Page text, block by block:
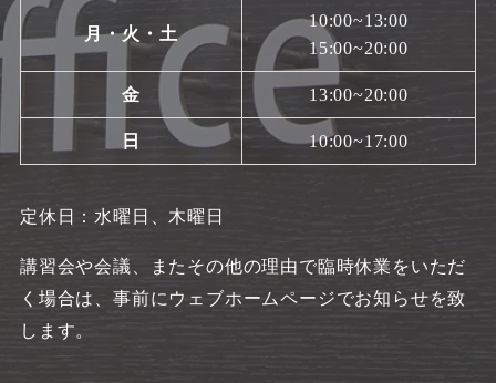
月・火・土
10:00~13:00
15:00~20:00
金 13:00~20:00
日 10:00~17:00
定休日：水曜日、木曜日
講習会や会議、またその他の理由で臨時休業をいただ
く場合は、事前にウェブホームページでお知らせを致
します。